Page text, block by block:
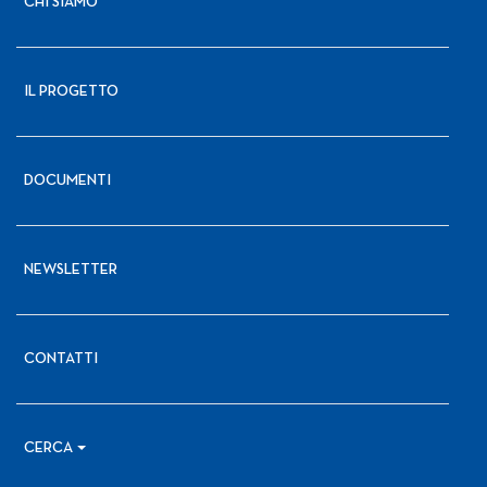
IL PROGETTO
DOCUMENTI
NEWSLETTER
CONTATTI
CERCA